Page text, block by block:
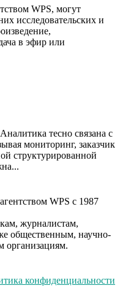
WPS, могут
исследовательских и
в эфир или
тесно связана с
мониторинг, заказчик
структурированной
WPS с 1987
журналистам,
общественным, научно-
организациям.
конфиденциальности